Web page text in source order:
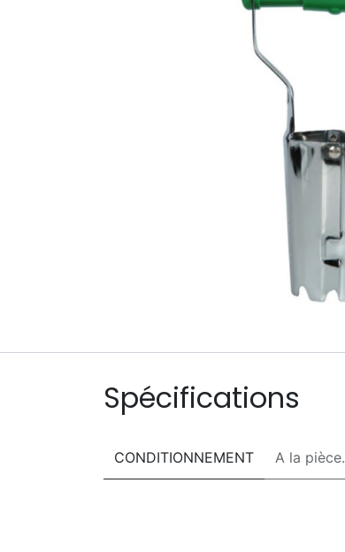
Spécifications
CONDITIONNEMENT A la pièce.